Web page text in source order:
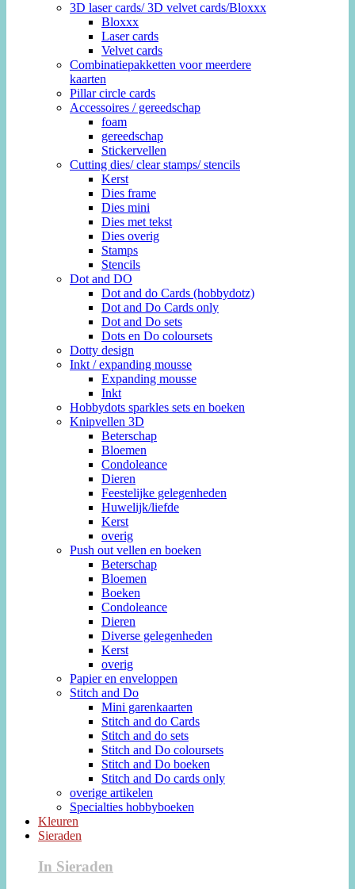
3D laser cards/ 3D velvet cards/Bloxxx
Bloxxx
Laser cards
Velvet cards
Combinatiepakketten voor meerdere
kaarten
Pillar circle cards
Accessoires / gereedschap
foam
gereedschap
Stickervellen
Cutting dies/ clear stamps/ stencils
Kerst
Dies frame
Dies mini
Dies met tekst
Dies overig
Stamps
Stencils
Dot and DO
Dot and do Cards (hobbydotz)
Dot and Do Cards only
Dot and Do sets
Dots en Do coloursets
Dotty design
Inkt / expanding mousse
Expanding mousse
Inkt
Hobbydots sparkles sets en boeken
Knipvellen 3D
Beterschap
Bloemen
Condoleance
Dieren
Feestelijke gelegenheden
Huwelijk/liefde
Kerst
overig
Push out vellen en boeken
Beterschap
Bloemen
Boeken
Condoleance
Dieren
Diverse gelegenheden
Kerst
overig
Papier en enveloppen
Stitch and Do
Mini garenkaarten
Stitch and do Cards
Stitch and do sets
Stitch and Do coloursets
Stitch and Do boeken
Stitch and Do cards only
overige artikelen
Specialties hobbyboeken
Kleuren
Sieraden
In Sieraden